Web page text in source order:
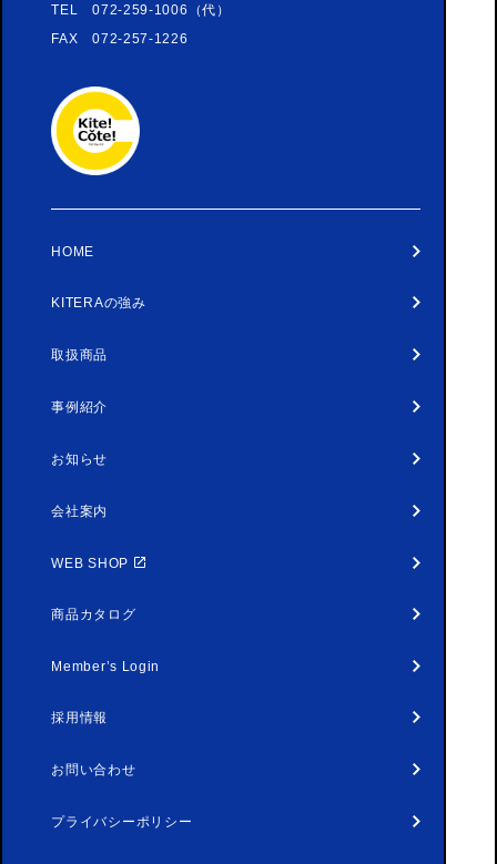
TEL 072-259-1006（代）
FAX 072-257-1226
HOME
KITERAの強み
取扱商品
事例紹介
お知らせ
会社案内
WEB SHOP
商品カタログ
Member’s Login
採用情報
お問い合わせ
プライバシーポリシー